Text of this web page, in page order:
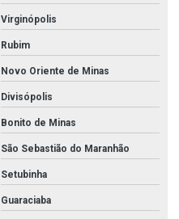
Virginópolis
Rubim
Novo Oriente de Minas
Divisópolis
Bonito de Minas
São Sebastião do Maranhão
Setubinha
Guaraciaba